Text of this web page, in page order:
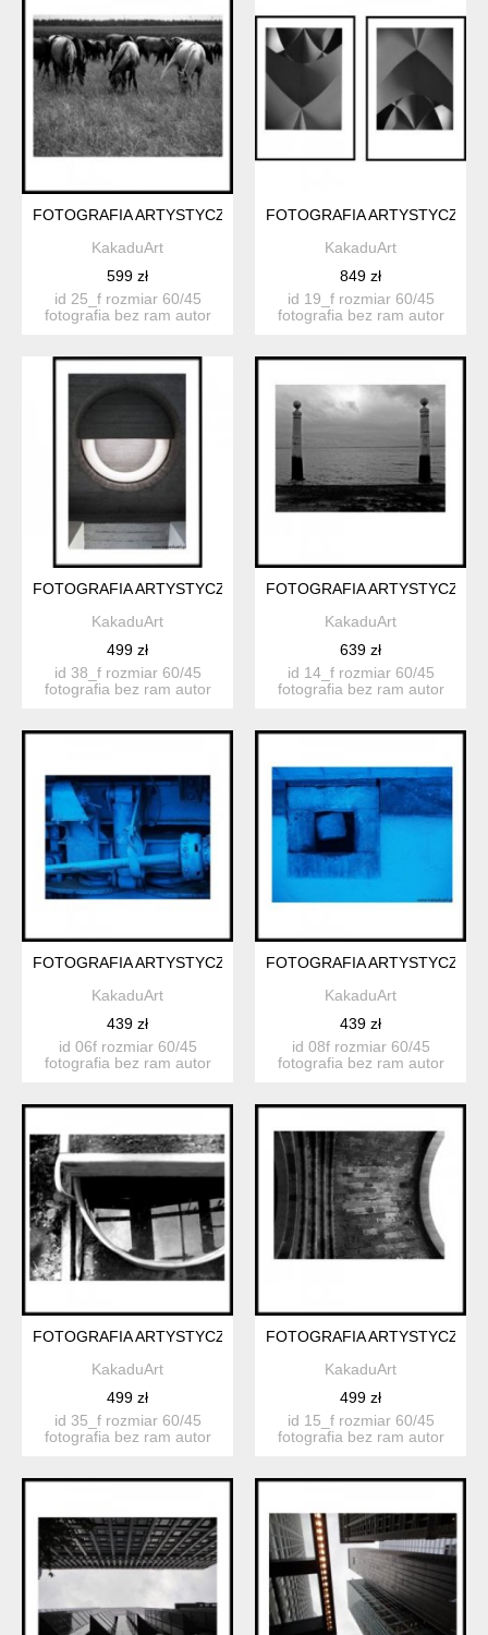
FOTOGRAFIA ARTYSTYCZNA 25F
KakaduArt
599 zł
id 25_f rozmiar 60/45
fotografia bez ram autor
FOTOGRAFIA ARTYSTYCZNA
KakaduArt
849 zł
id 19_f rozmiar 60/45
fotografia bez ram autor
FOTOGRAFIA ARTYSTYCZNA 38F
KakaduArt
499 zł
id 38_f rozmiar 60/45
fotografia bez ram autor
FOTOGRAFIA ARTYSTYCZNA
KakaduArt
639 zł
id 14_f rozmiar 60/45
fotografia bez ram autor
FOTOGRAFIA ARTYSTYCZNA 06F
KakaduArt
439 zł
id 06f rozmiar 60/45
fotografia bez ram autor
FOTOGRAFIA ARTYSTYCZNA
KakaduArt
439 zł
id 08f rozmiar 60/45
fotografia bez ram autor
FOTOGRAFIA ARTYSTYCZNA 35F
KakaduArt
499 zł
id 35_f rozmiar 60/45
fotografia bez ram autor
FOTOGRAFIA ARTYSTYCZNA
KakaduArt
499 zł
id 15_f rozmiar 60/45
fotografia bez ram autor